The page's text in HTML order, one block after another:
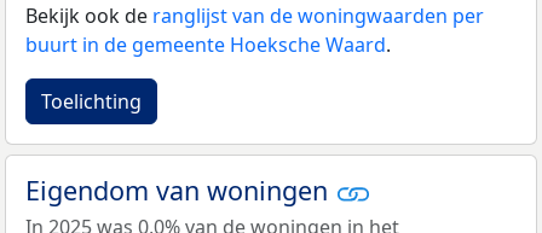
Bekijk ook de ranglijst van de woningwaarden per
buurt in de gemeente Hoeksche Waard.
Toelichting
Eigendom van woningen
In 2025 was 0,0% van de woningen in het